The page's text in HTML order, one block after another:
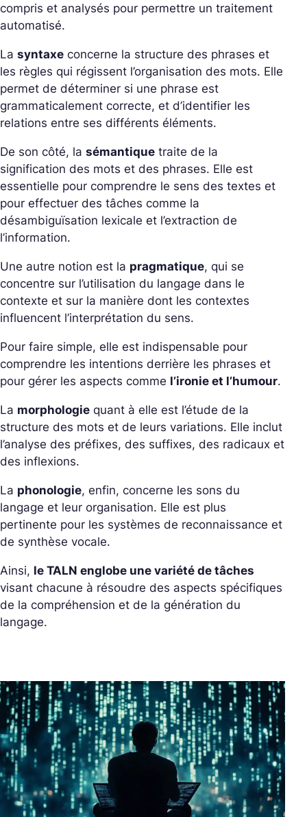
compris et analysés pour permettre un traitement
automatisé.
La syntaxe concerne la structure des phrases et
les règles qui régissent l’organisation des mots. Elle
permet de déterminer si une phrase est
grammaticalement correcte, et d’identifier les
relations entre ses différents éléments.
De son côté, la sémantique traite de la
signification des mots et des phrases. Elle est
essentielle pour comprendre le sens des textes et
pour effectuer des tâches comme la
désambiguïsation lexicale et l’extraction de
l’information.
Une autre notion est la pragmatique, qui se
concentre sur l’utilisation du langage dans le
contexte et sur la manière dont les contextes
influencent l’interprétation du sens.
Pour faire simple, elle est indispensable pour
comprendre les intentions derrière les phrases et
pour gérer les aspects comme l’ironie et l’humour.
La morphologie quant à elle est l’étude de la
structure des mots et de leurs variations. Elle inclut
l’analyse des préfixes, des suffixes, des radicaux et
des inflexions.
La phonologie, enfin, concerne les sons du
langage et leur organisation. Elle est plus
pertinente pour les systèmes de reconnaissance et
de synthèse vocale.
Ainsi, le TALN englobe une variété de tâches
visant chacune à résoudre des aspects spécifiques
de la compréhension et de la génération du
langage.